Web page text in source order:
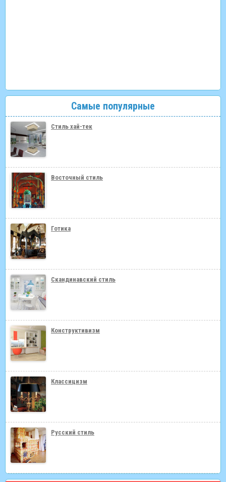
Самые популярные
Стиль хай-тек
Восточный стиль
Готика
Скандинавский стиль
Конструктивизм
Классицизм
Русский стиль